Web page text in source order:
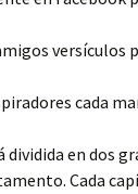
versículos
cada
en dos
Cada